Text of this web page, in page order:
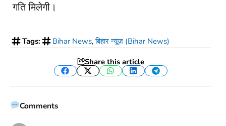
गति मिलेगी।
Tags: Bihar News,बिहार न्यूज़ (Bihar News)
Share this article
Facebook
TwitterWhatsApp
LinkedInTelegram
Comments